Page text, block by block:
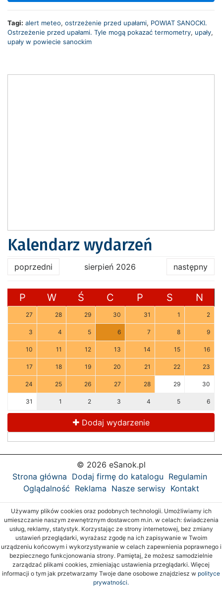
Tagi: alert meteo, ostrzeżenie przed upałami, POWIAT SANOCKI.
Ostrzeżenie przed upałami. Tyle mogą pokazać termometry, upały,
upały w powiecie sanockim
Kalendarz wydarzeń
poprzedni sierpień 2026 następny
P W Ś C P S N
27 28 29 30 31 1 2
3 4 5 6 7 8 9
10 11 12 13 14 15 16
17 18 19 20 21 22 23
24 25 26 27 28 29 30
31 1 2 3 4 5 6
Dodaj wydarzenie
© 2026 eSanok.pl
Strona główna Dodaj firmę do katalogu Regulamin
Oglądalność Reklama Nasze serwisy Kontakt
Używamy plików cookies oraz podobnych technologii. Umożliwiamy ich
umieszczanie naszym zewnętrznym dostawcom m.in. w celach: świadczenia
usług, reklamy, statystyk. Korzystając ze strony internetowej, bez zmiany
ustawień przeglądarki, wyrażasz zgodę na ich zapisywanie w Twoim
urządzeniu końcowym i wykorzystywanie w celach zapewnienia poprawnego i
bezpiecznego funkcjonowania strony. Pamiętaj, że możesz samodzielnie
zarządzać plikami cookies, zmieniając ustawienia przeglądarki. Więcej
informacji o tym jak przetwarzamy Twoje dane osobowe znajdziesz w polityce
prywatności.